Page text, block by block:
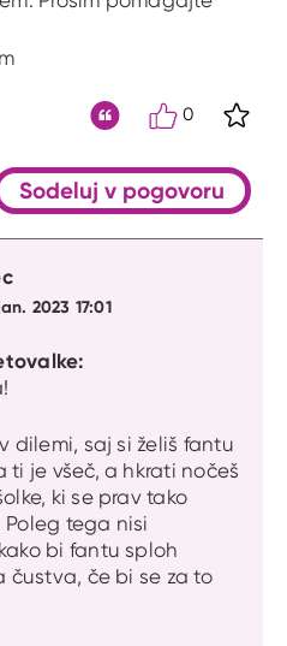
0
Sodeluj v pogovoru
2023 17:01
dilemi, saj si želiš fantu
je všeč, a hkrati nočeš
ki se prav tako
tega nisi
bi fantu sploh
čustva, če bi se za to